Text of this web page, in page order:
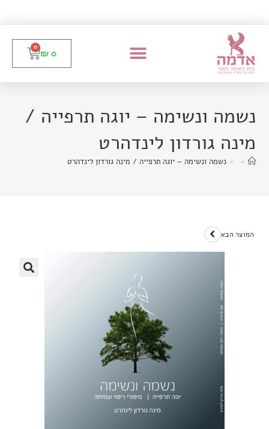
₪ 0
0
נשמה ונשימה – יוגה תרפייה /
מינה גורדון לינדהרט
>
> נשמה ונשימה – יוגה תרפייה / מינה גורדון לינדהרט
המוצר הבא